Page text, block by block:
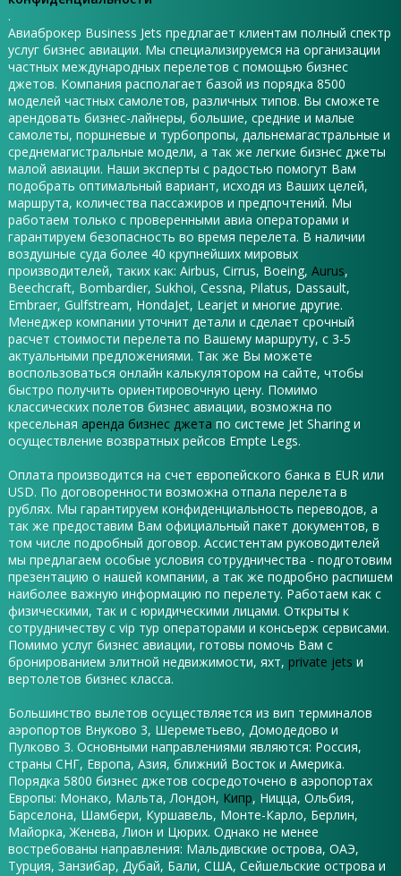
.
Авиаброкер Business Jets предлагает клиентам полный спектр
услуг бизнес авиации. Мы специализируемся на организации
частных международных перелетов с помощью бизнес
джетов. Компания располагает базой из порядка 8500
моделей частных самолетов, различных типов. Вы сможете
арендовать бизнес-лайнеры, большие, средние и малые
самолеты, поршневые и турбопропы, дальнемагастральные и
среднемагистральные модели, а так же легкие бизнес джеты
малой авиации. Наши эксперты с радостью помогут Вам
подобрать оптимальный вариант, исходя из Ваших целей,
маршрута, количества пассажиров и предпочтений. Мы
работаем только с проверенными авиа операторами и
гарантируем безопасность во время перелета. В наличии
воздушные суда более 40 крупнейших мировых
производителей, таких как: Airbus, Cirrus, Boeing, Aurus,
Beechcraft, Bombardier, Sukhoi, Cessna, Pilatus, Dassault,
Embraer, Gulfstream, HondaJet, Learjet и многие другие.
Менеджер компании уточнит детали и сделает срочный
расчет стоимости перелета по Вашему маршруту, с 3-5
актуальными предложениями. Так же Вы можете
воспользоваться онлайн калькулятором на сайте, чтобы
быстро получить ориентировочную цену. Помимо
классических полетов бизнес авиации, возможна по
кресельная аренда бизнес джета по системе Jet Sharing и
осуществление возвратных рейсов Empte Legs.
Оплата производится на счет европейского банка в EUR или
USD. По договоренности возможна отпала перелета в
рублях. Мы гарантируем конфиденциальность переводов, а
так же предоставим Вам официальный пакет документов, в
том числе подробный договор. Ассистентам руководителей
мы предлагаем особые условия сотрудничества - подготовим
презентацию о нашей компании, а так же подробно распишем
наиболее важную информацию по перелету. Работаем как с
физическими, так и с юридическими лицами. Открыты к
сотрудничеству с vip тур операторами и консьерж сервисами.
Помимо услуг бизнес авиации, готовы помочь Вам с
бронированием элитной недвижимости, яхт, private jets и
вертолетов бизнес класса.
Большинство вылетов осуществляется из вип терминалов
аэропортов Внуково 3, Шереметьево, Домодедово и
Пулково 3. Основными направлениями являются: Россия,
страны СНГ, Европа, Азия, ближний Восток и Америка.
Порядка 5800 бизнес джетов сосредоточено в аэропортах
Европы: Монако, Мальта, Лондон, Кипр, Ницца, Ольбия,
Барселона, Шамбери, Куршавель, Монте-Карло, Берлин,
Майорка, Женева, Лион и Цюрих. Однако не менее
востребованы направления: Мальдивские острова, ОАЭ,
Турция, Занзибар, Дубай, Бали, США, Сейшельские острова и